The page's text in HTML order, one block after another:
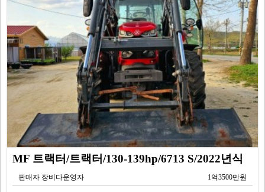
MF 트랙터/트랙터/130-139hp/6713 S/2022년식
판매자 장비다운영자 1억3500만원